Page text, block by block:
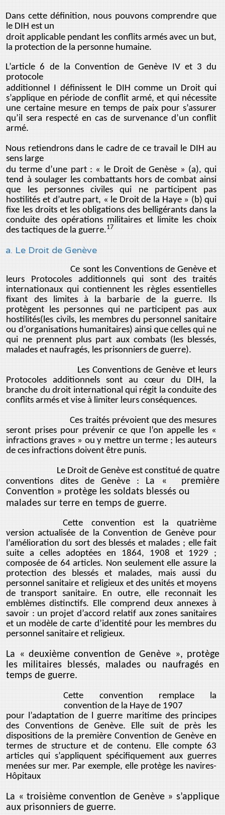
Dans cette définition, nous pouvons comprendre que
le DIH est un
droit applicable pendant les conflits armés avec un but,
la protection de la personne humaine.
L’article 6 de la Convention de Genève IV et 3 du
protocole
additionnel I définissent le DIH comme un Droit qui
s’applique en période de conflit armé, et qui nécessite
une certaine mesure en temps de paix pour s’assurer
qu’il sera respecté en cas de survenance d’un conflit
armé.
Nous retiendrons dans le cadre de ce travail le DIH au
sens large
du terme d’une part : « le Droit de Genèse » (a), qui
tend à soulager les combattants hors de combat ainsi
que les personnes civiles qui ne participent pas
hostilités et d’autre part, « le Droit de la Haye » (b) qui
fixe les droits et les obligations des belligérants dans la
conduite des opérations militaires et limite les choix
des tactiques de la guerre.17
a. Le Droit de Genève
Ce sont les Conventions de Genève et
leurs Protocoles additionnels qui sont des traités
internationaux qui contiennent les règles essentielles
fixant des limites à la barbarie de la guerre. Ils
protègent les personnes qui ne participent pas aux
hostilités(les civils, les membres du personnel sanitaire
ou d’organisations humanitaires) ainsi que celles qui ne
qui ne prennent plus part aux combats (les blessés,
malades et naufragés, les prisonniers de guerre).
Les Conventions de Genève et leurs
Protocoles additionnels sont au cœur du DIH, la
branche du droit international qui régit la conduite des
conflits armés et vise à limiter leurs conséquences.
Ces traités prévoient que des mesures
seront prises pour prévenir ce que l’on appelle les «
infractions graves » ou y mettre un terme ; les auteurs
de ces infractions doivent être punis.
Le Droit de Genève est constitué de quatre
conventions dites de Genève : La « première
Convention » protège les soldats blessés ou
malades sur terre en temps de guerre.
Cette convention est la quatrième
version actualisée de la Convention de Genève pour
l’amélioration du sort des blessés et malades ; elle fait
suite a celles adoptées en 1864, 1908 et 1929 ;
composée de 64 articles. Non seulement elle assure la
protection des blessés et malades, mais aussi du
personnel sanitaire et religieux et des unités et moyens
de transport sanitaire. En outre, elle reconnait les
emblèmes distinctifs. Elle comprend deux annexes à
savoir : un projet d’accord relatif aux zones sanitaires
et un modèle de carte d’identité pour les membres du
personnel sanitaire et religieux.
La « deuxième convention de Genève », protège
les militaires blessés, malades ou naufragés en
temps de guerre.
Cette convention remplace la
convention de la Haye de 1907
pour l’adaptation de l guerre maritime des principes
des Conventions de Genève. Elle suit de près les
dispositions de la première Convention de Genève en
termes de structure et de contenu. Elle compte 63
articles qui s’appliquent spécifiquement aux guerres
menées sur mer. Par exemple, elle protège les navires-
Hôpitaux
La « troisième convention de Genève » s’applique
aux prisonniers de guerre.